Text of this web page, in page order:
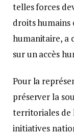
telles forces
droits
humanitaire, a
sur un accès
Pour la
préserver la
territoriales de
initiatives